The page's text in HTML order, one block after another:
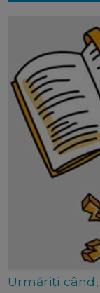
Urmăriți